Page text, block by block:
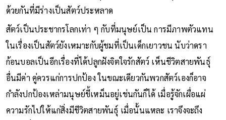
ด้วยกันที่มีร่างเป็นสัตว์ประหลาด
สัตว์เป็นประชากรโลกเท่า ๆ กับที่มนุษย์เป็น การมีภาพตัวแทน
ในเรื่องเป็นสัตว์ยังเหมาะกับผู้ชมที่เป็นเด็กเยาวชน นับว่าดรา
ก้อนบอลเป็นอีกเรื่องที่ได้ปลูกฝังจิตใจรักสัตว์ เห็นชีวิตสายพันธุ์
อื่นมีค่า คู่ควรแก่การปกป้อง ในขณะเดียวกันพวกสัตว์เองก็อาจ
กำลังปกป้องเหล่ามนุษย์ขี้เหม็นอยู่เช่นกันก็ได้ เมื่อรู้จักเผื่อแผ่
ความรักไปให้แก่สิ่งมีชีวิตสายพันธุ์ เมื่อนั้นแหละ เราจึงจะถึง